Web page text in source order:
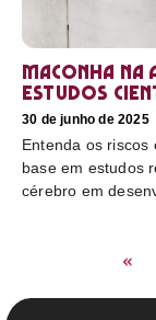
Maconha na
estudos
30 de junho de 2025
Entenda os riscos
base em estudos
cérebro em
«